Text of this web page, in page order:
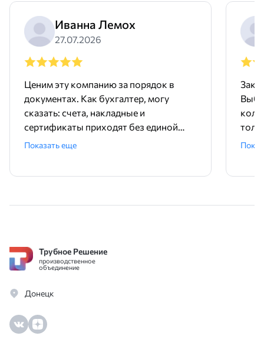
Иванна Лемох
27.07.2026
Ценим эту компанию за порядок в
документах. Как бухгалтер, могу
сказать: счета, накладные и
сертификаты приходят без единой
ошибки, все четко и вовремя.
Показать еще
Трубное Решение
производственное
объединение
Донецк